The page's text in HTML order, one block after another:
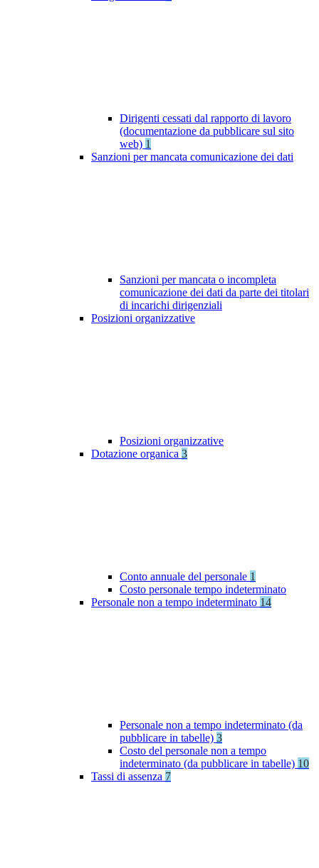
Dirigenti cessati dal rapporto di lavoro
(documentazione da pubblicare sul sito
web) 1
Sanzioni per mancata comunicazione dei dati
Sanzioni per mancata o incompleta
comunicazione dei dati da parte dei titolari
di incarichi dirigenziali
Posizioni organizzative
Posizioni organizzative
Dotazione organica 3
Conto annuale del personale 1
Costo personale tempo indeterminato
Personale non a tempo indeterminato 14
Personale non a tempo indeterminato (da
pubblicare in tabelle) 3
Costo del personale non a tempo
indeterminato (da pubblicare in tabelle) 10
Tassi di assenza 7